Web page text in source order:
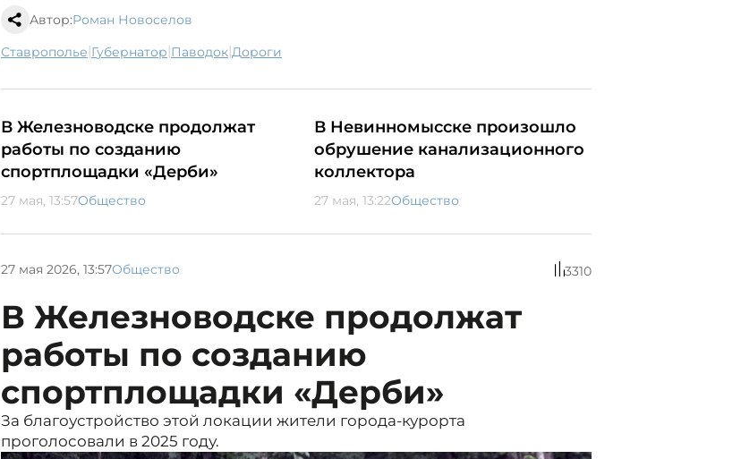
Автор:Роман Новоселов
Ставрополье| губернатор| паводок| дороги
В Железноводске продолжат
работы по созданию
спортплощадки «Дерби»
27 мая, 13:57Общество
В Невинномысске произошло
обрушение канализационного
коллектора
27 мая, 13:22Общество
27 мая 2026, 13:57Общество 3310
В Железноводске продолжат
работы по созданию
спортплощадки «Дерби»
За благоустройство этой локации жители города-курорта
проголосовали в 2025 году.